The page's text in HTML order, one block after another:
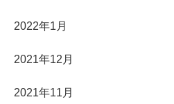
2022年1月
2021年12月
2021年11月